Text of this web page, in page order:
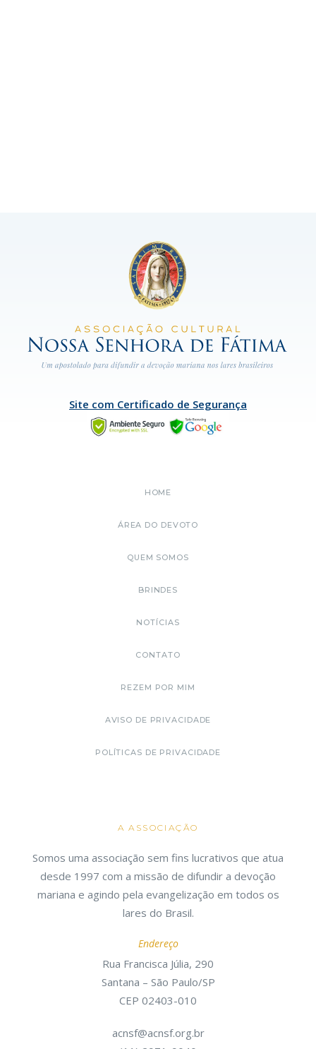
Site com Certificado de Segurança
HOME
ÁREA DO DEVOTO
QUEM SOMOS
BRINDES
NOTÍCIAS
CONTATO
REZEM POR MIM
AVISO DE PRIVACIDADE
POLÍTICAS DE PRIVACIDADE
A ASSOCIAÇÃO
Somos uma associação sem fins lucrativos que atua
desde 1997 com a missão de difundir a devoção
mariana e agindo pela evangelização em todos os
lares do Brasil.
Endereço
Rua Francisca Júlia, 290
Santana – São Paulo/SP
CEP 02403-010
acnsf@acnsf.org.br